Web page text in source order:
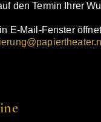
den Termin Ihrer
E-Mail-Fenster